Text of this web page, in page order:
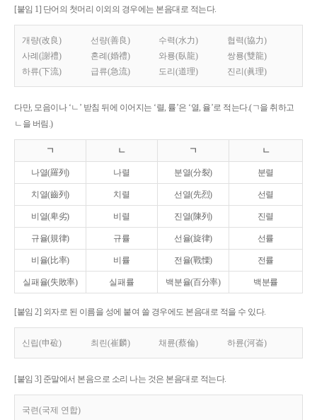
[붙임 1] 단어의 첫머리 이외의 경우에는 본음대로 적는다.
개량(改良) 선량(善良) 수력(水力)
협력(協力)
사례(謝禮)
혼례(婚禮) 와룡(臥龍)
쌍룡(雙龍)
하류(下流)
급류(急流) 도리(道理) 진리(眞理)
다만, 모음이나 ‘ㄴ’ 받침 뒤에 이어지는 ‘렬, 률’은 ‘열, 율’로 적는다.(ㄱ을 취하고
ㄴ을 버림.)
ㄱ ㄴ ㄱ ㄴ
나열(羅列) 나렬 분열(分裂) 분렬
치열(齒列) 치렬 선열(先烈) 선렬
비열(卑劣) 비렬 진열(陳列) 진렬
규율(規律) 규률 선율(旋律) 선률
비율(比率) 비률 전율(戰慄) 전률
실패율(失敗率) 실패률 백분율(百分率) 백분률
[붙임 2] 외자로 된 이름을 성에 붙여 쓸 경우에도 본음대로 적을 수 있다.
신립(申砬) 최린(崔麟) 채륜(蔡倫) 하륜(河崙)
[붙임 3] 준말에서 본음으로 소리 나는 것은 본음대로 적는다.
국련(국제 연합)